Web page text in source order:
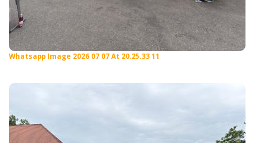
Whatsapp Image 2026 07 07 At 20.25.33 11